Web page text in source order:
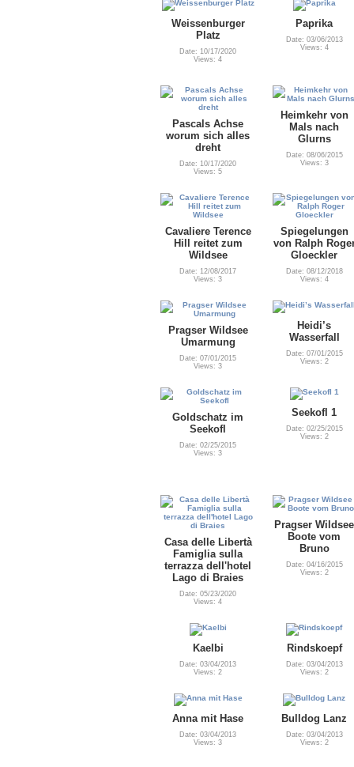
Weissenburger
Platz
Date: 10/17/2020
Views: 4
Paprika
Date: 03/06/2013
Views: 4
Pascals Achse
worum sich alles
dreht
Date: 10/17/2020
Views: 5
Heimkehr von
Mals nach
Glurns
Date: 08/06/2015
Views: 3
Cavaliere Terence
Hill reitet zum
Wildsee
Date: 12/08/2017
Views: 3
Spiegelungen
von Ralph
Gloeckler
Date: 08/12/2018
Views: 4
Pragser Wildsee
Umarmung
Date: 07/01/2015
Views: 3
Heidi’s
Wasserfall
Date: 07/01/2015
Views: 2
Goldschatz im
Seekofl
Date: 02/25/2015
Views: 3
Seekofl 1
Date: 02/25/2015
Views: 2
Casa delle Libertà
Famiglia sulla
terrazza dell'hotel
Lago di Braies
Date: 05/23/2020
Views: 4
Pragser Wildsee
Boote vom
Bruno
Date: 04/16/2015
Views: 2
Kaelbi
Date: 03/04/2013
Views: 2
Rindskoepf
Date: 03/04/2013
Views: 2
Anna mit Hase
Date: 03/04/2013
Views: 3
Bulldog Lanz
Date: 03/04/2013
Views: 2